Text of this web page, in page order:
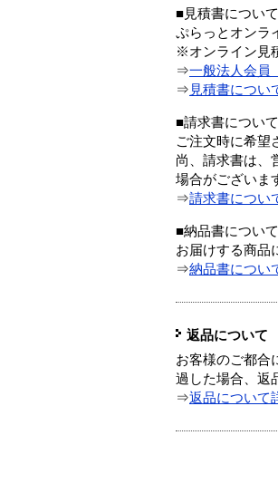
■見積書について
ぷらっとオンラ
※オンライン見
⇒一般法人会員
⇒ 見積書につい
■請求書について
ご注文時に希望
尚、請求書は、
場合がございま
⇒請求書につい
■納品書について
お届けする商品
⇒納品書につい
返品について
お客様のご都合
過した場合、返
⇒返品について